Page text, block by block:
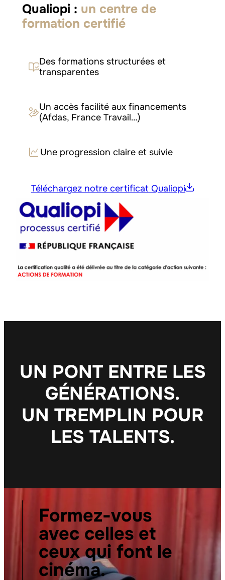
Qualiopi : un centre de
formation certifié
Des formations structurées et
transparentes
Un accès facilité aux financements
(Afdas, France Travail…)
Une progression claire et suivie
Téléchargez notre certificat Qualiopi
UN PONT ENTRE LES
GÉNÉRATIONS.
UN TREMPLIN POUR
LES TALENTS.
Formez-vous
avec celles et
ceux qui font le
cinéma.